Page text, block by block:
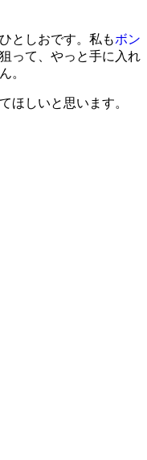
としおです。私もボン
って、やっと手に入れ
。
ほしいと思います。